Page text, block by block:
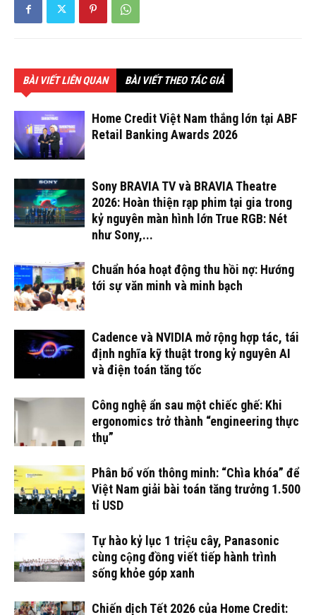
BÀI VIẾT LIÊN QUAN BÀI VIẾT THEO TÁC GIẢ
Home Credit Việt Nam thắng lớn tại ABF
Retail Banking Awards 2026
Sony BRAVIA TV và BRAVIA Theatre
2026: Hoàn thiện rạp phim tại gia trong
kỷ nguyên màn hình lớn True RGB: Nét
như Sony,...
Chuẩn hóa hoạt động thu hồi nợ: Hướng
tới sự văn minh và minh bạch
Cadence và NVIDIA mở rộng hợp tác, tái
định nghĩa kỹ thuật trong kỷ nguyên AI
và điện toán tăng tốc
Công nghệ ẩn sau một chiếc ghế: Khi
ergonomics trở thành “engineering thực
thụ”
Phân bổ vốn thông minh: “Chìa khóa” để
Việt Nam giải bài toán tăng trưởng 1.500
tỉ USD
Tự hào kỷ lục 1 triệu cây, Panasonic
cùng cộng đồng viết tiếp hành trình
sống khỏe góp xanh
Chiến dịch Tết 2026 của Home Credit: